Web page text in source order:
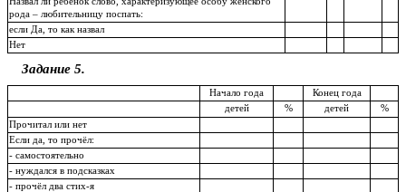
рода – любительницу поспать:
если Да, то как назвал
Нет
Задание 5.
Начало года
Конец года
детей
% детей
%
Прочитал или нет
Если да, то прочёл:
- самостоятельно
- нуждался в подсказках
- прочёл два стих-я